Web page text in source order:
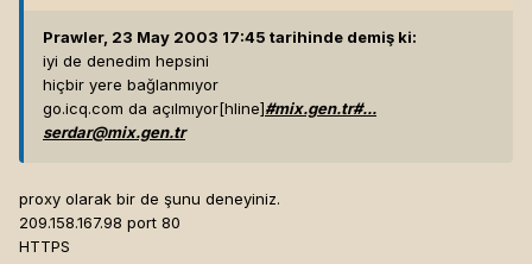
Prawler, 23 May 2003 17:45 tarihinde demiş ki:
iyi de denedim hepsini
hiçbir yere bağlanmıyor
go.icq.com da açılmıyor[hline]#mix.gen.tr#...
serdar@mix.gen.tr
proxy olarak bir de şunu deneyiniz.
209.158.167.98 port 80
HTTPS